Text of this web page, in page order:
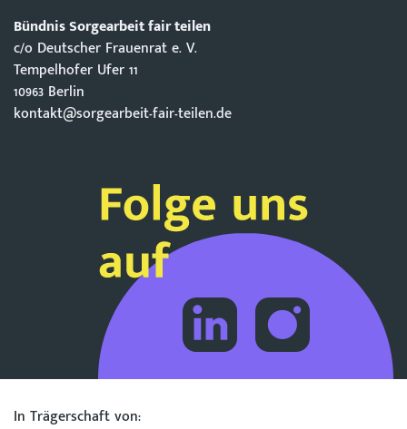
Bündnis Sorgearbeit fair teilen
c/o Deutscher Frauenrat e. V.
Tempelhofer Ufer 11
10963 Berlin
kontakt@sorgearbeit-fair-teilen.de
In Trägerschaft von: